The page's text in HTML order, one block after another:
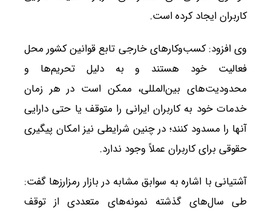
کاربران ایجاد کرده است.
وی افزود: کسب‌وکارهای خارجی تابع قوانین کشور محل
فعالیت خود هستند و به دلیل تحریم‌ها و
محدودیت‌های بین‌المللی، ممکن است در هر زمان
خدمات خود به کاربران ایرانی را متوقف یا حتی دارایی
آنها را مسدود کنند؛ در چنین شرایطی نیز امکان پیگیری
حقوقی برای کاربران عملاً وجود ندارد.
آشتیانی با اشاره به سوابق مشابه در بازار رمزارزها گفت:
طی سال‌های گذشته نمونه‌های متعددی از توقف